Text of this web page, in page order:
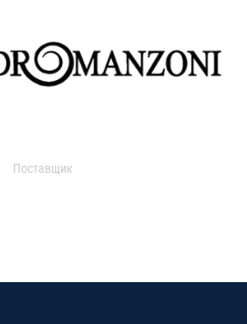
Поставщик